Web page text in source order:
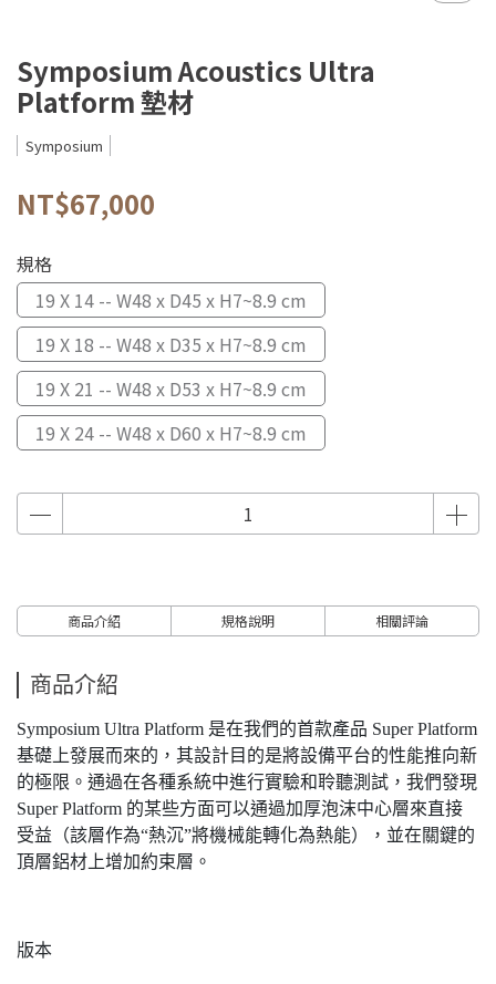
Symposium Acoustics Ultra
Platform 墊材
Symposium
NT$67,000
規格
19 X 14 -- W48 x D45 x H7~8.9 cm
19 X 18 -- W48 x D35 x H7~8.9 cm
19 X 21 -- W48 x D53 x H7~8.9 cm
19 X 24 -- W48 x D60 x H7~8.9 cm
商品介紹 規格說明 相關評論
商品介紹
Symposium Ultra Platform 是在我們的首款產品 Super Platform
基礎上發展而來的，其設計目的是將設備平台的性能推向新
的極限。通過在各種系統中進行實驗和聆聽測試，我們發現
Super Platform 的某些方面可以通過加厚泡沫中心層來直接
受益（該層作為“熱沉”將機械能轉化為熱能），並在關鍵的
頂層鋁材上增加約束層。
版本